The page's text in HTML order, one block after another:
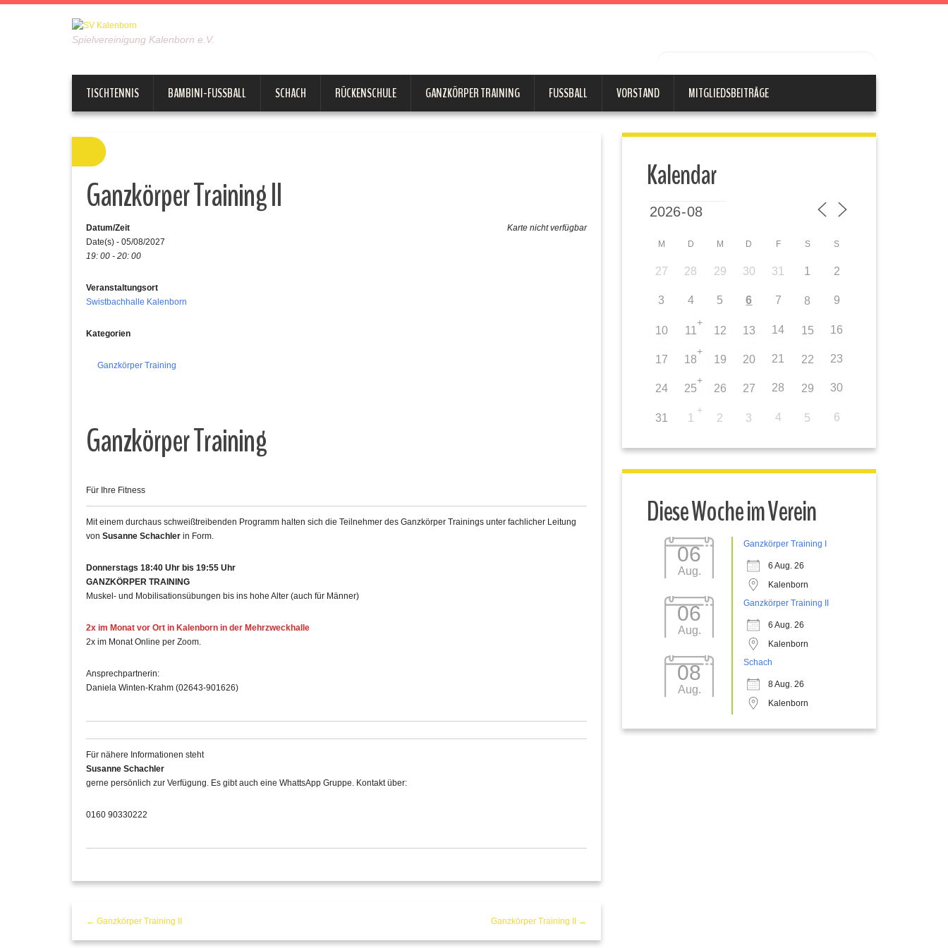
Spielvereinigung Kalenborn e.V.
TISCHTENNIS BAMBINI-FUSSBALL SCHACH RÜCKENSCHULE GANZKÖRPER TRAINING FUSSBALL VORSTAND MITGLIEDSBEITRÄGE
Ganzkörper Training II
Karte nicht verfügbar
Datum/Zeit
Date(s) - 05/08/2027
19: 00 - 20: 00
Veranstaltungsort
Swistbachhalle Kalenborn
Kategorien
Ganzkörper Training
Ganzkörper Training
Für Ihre Fitness
Mit einem durchaus schweißtreibenden Programm halten sich die Teilnehmer des Ganzkörper Trainings unter fachlicher Leitung
von Susanne Schachler in Form.
Donnerstags 18:40 Uhr bis 19:55 Uhr
GANZKÖRPER TRAINING
Muskel- und Mobilisationsübungen bis ins hohe Alter (auch für Männer)
2x im Monat vor Ort in Kalenborn in der Mehrzweckhalle
2x im Monat Online per Zoom.
Ansprechpartnerin:
Daniela Winten-Krahm (02643-901626)
Für nähere Informationen steht
Susanne Schachler
gerne persönlich zur Verfügung. Es gibt auch eine WhattsApp Gruppe. Kontakt über:
0160 90330222
← Ganzkörper Training II Ganzkörper Training II →
Kalendar
M D M D F S S
27 28 29 30 31 1 2
3 4 5 6 7 8 9
10 11
+
12 13 14 15 16
17 18
+
19 20 21 22 23
24 25
+
26 27 28 29 30
31 1
+
2 3 4 5 6
Diese Woche im Verein
06
Aug.
Ganzkörper Training I
6 Aug. 26
Kalenborn
06
Aug.
Ganzkörper Training II
6 Aug. 26
Kalenborn
08
Aug.
Schach
8 Aug. 26
Kalenborn